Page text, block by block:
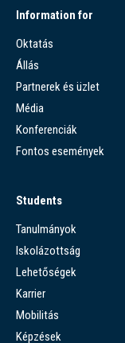
Information for
Oktatás
Állás
Partnerek és üzlet
Média
Konferenciák
Fontos események
Students
Tanulmányok
Iskolázottság
Lehetőségek
Karrier
Mobilitás
Képzések